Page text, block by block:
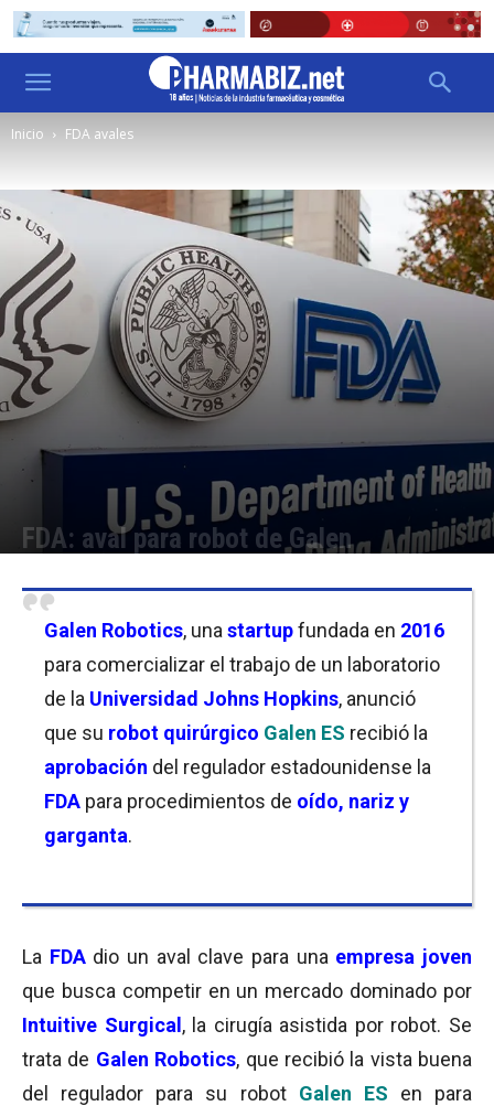
Inicio FDA avales
FDA: aval para robot de Galen
Galen Robotics, una startupfundada en 2016
para comercializar el trabajo de un laboratorio
de la Universidad Johns Hopkins, anunció
que su robot quirúrgico Galen ES recibió la
aprobación del regulador estadounidense la
FDA para procedimientos de oído, nariz y
garganta.
La FDA dio un aval clave para una empresa joven
que busca competir en un mercado dominado por
Intuitive Surgical , la cirugía asistida por robot. Se
trata de Galen Robotics, que recibió la vista buena
del regulador para su robot Galen ES en para